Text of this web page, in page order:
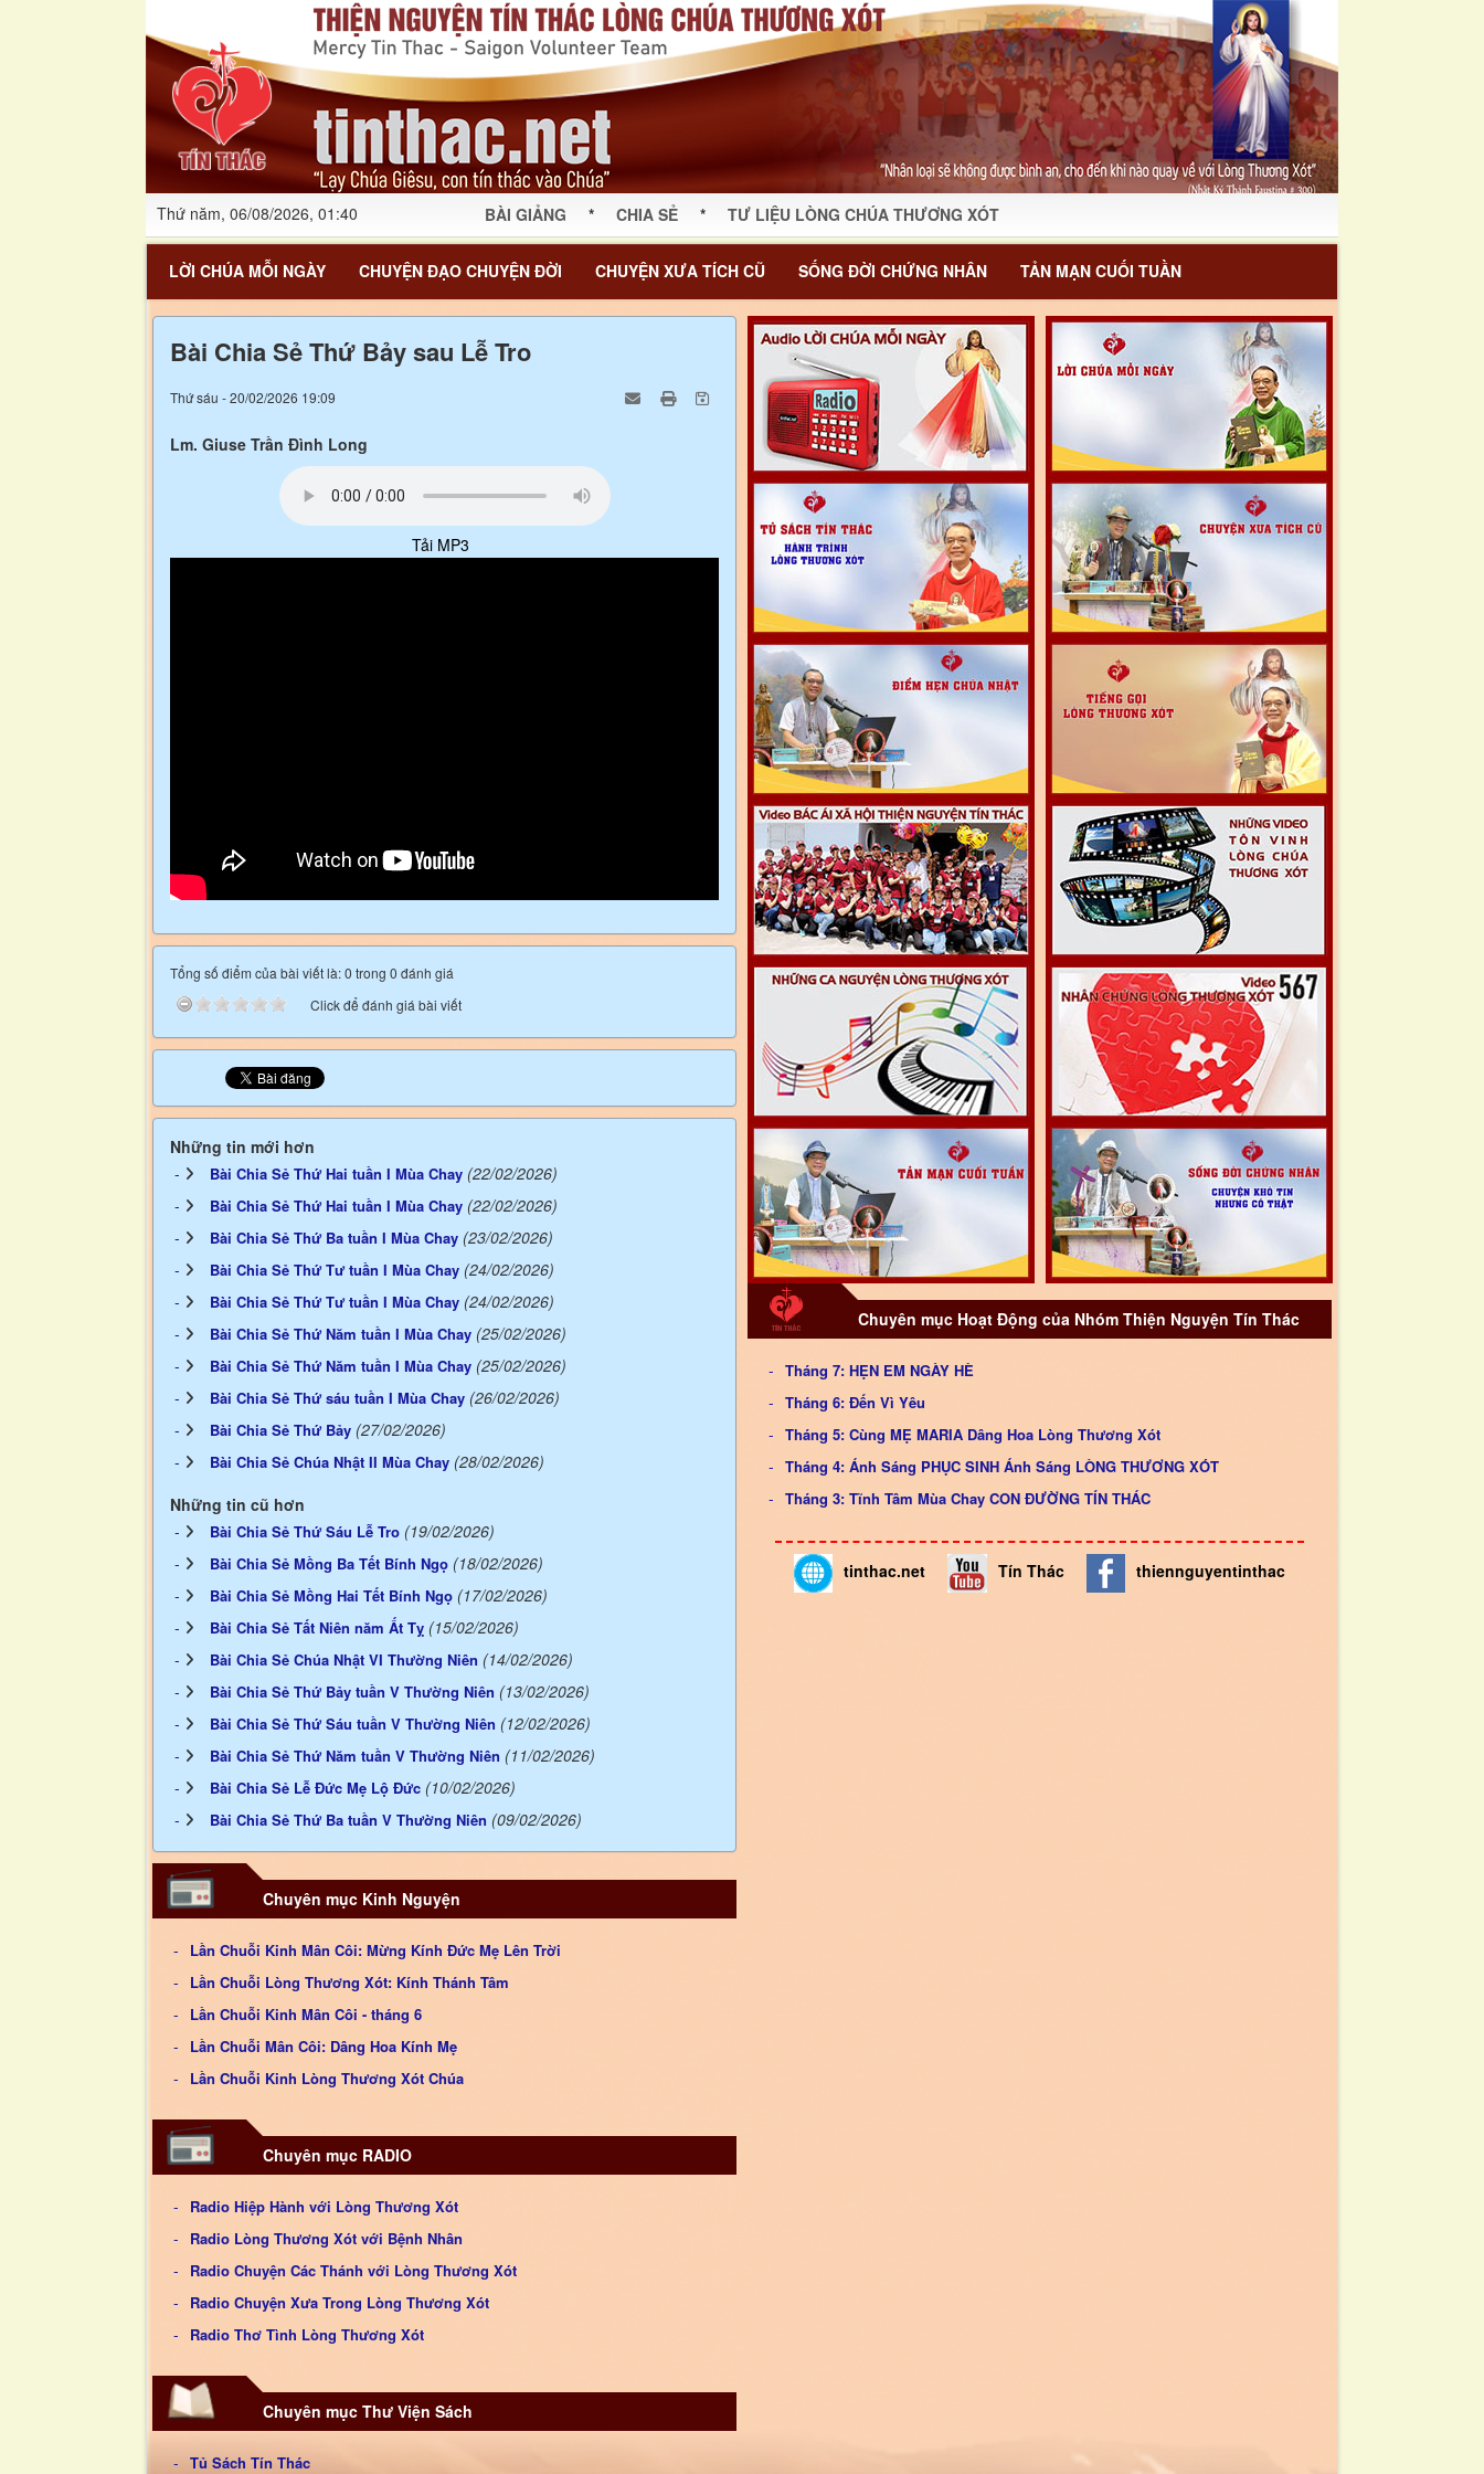
Thứ năm, 06/08/2026, 01:40 BÀI GIẢNG * CHIA SẺ * TƯ LIỆU LÒNG CHÚA THƯƠNG XÓT
LỜI CHÚA MỖI NGÀY CHUYỆN ĐẠO CHUYỆN ĐỜI CHUYỆN XƯA TÍCH CŨ SỐNG ĐỜI CHỨNG NHÂN TẢN MẠN CUỐI TUẦN
Bài Chia Sẻ Thứ Bảy sau Lễ Tro
Thứ sáu - 20/02/2026 19:09
Lm. Giuse Trần Đình Long
Tải MP3
Tổng số điểm của bài viết là: 0 trong 0 đánh giá
Click để đánh giá bài viết
Những tin mới hơn
Bài Chia Sẻ Thứ Hai tuần I Mùa Chay (22/02/2026)
Bài Chia Sẻ Thứ Hai tuần I Mùa Chay (22/02/2026)
Bài Chia Sẻ Thứ Ba tuần I Mùa Chay (23/02/2026)
Bài Chia Sẻ Thứ Tư tuần I Mùa Chay (24/02/2026)
Bài Chia Sẻ Thứ Tư tuần I Mùa Chay (24/02/2026)
Bài Chia Sẻ Thứ Năm tuần I Mùa Chay (25/02/2026)
Bài Chia Sẻ Thứ Năm tuần I Mùa Chay (25/02/2026)
Bài Chia Sẻ Thứ sáu tuần I Mùa Chay (26/02/2026)
Bài Chia Sẻ Thứ Bảy (27/02/2026)
Bài Chia Sẻ Chúa Nhật II Mùa Chay (28/02/2026)
Những tin cũ hơn
Bài Chia Sẻ Thứ Sáu Lễ Tro (19/02/2026)
Bài Chia Sẻ Mồng Ba Tết Bính Ngọ (18/02/2026)
Bài Chia Sẻ Mồng Hai Tết Bính Ngọ (17/02/2026)
Bài Chia Sẻ Tất Niên năm Ất Tỵ (15/02/2026)
Bài Chia Sẻ Chúa Nhật VI Thường Niên (14/02/2026)
Bài Chia Sẻ Thứ Bảy tuần V Thường Niên (13/02/2026)
Bài Chia Sẻ Thứ Sáu tuần V Thường Niên (12/02/2026)
Bài Chia Sẻ Thứ Năm tuần V Thường Niên (11/02/2026)
Bài Chia Sẻ Lễ Đức Mẹ Lộ Đức (10/02/2026)
Bài Chia Sẻ Thứ Ba tuần V Thường Niên (09/02/2026)
Chuyên mục Kinh Nguyện
Lần Chuỗi Kinh Mân Côi: Mừng Kính Đức Mẹ Lên Trời
Lần Chuỗi Lòng Thương Xót: Kính Thánh Tâm
Lần Chuỗi Kinh Mân Côi - tháng 6
Lần Chuỗi Mân Côi: Dâng Hoa Kính Mẹ
Lần Chuỗi Kinh Lòng Thương Xót Chúa
Chuyên mục RADIO
Radio Hiệp Hành với Lòng Thương Xót
Radio Lòng Thương Xót với Bệnh Nhân
Radio Chuyện Các Thánh với Lòng Thương Xót
Radio Chuyện Xưa Trong Lòng Thương Xót
Radio Thơ Tình Lòng Thương Xót
Chuyên mục Thư Viện Sách
Tủ Sách Tín Thác
Chuyên mục Hoạt Động của Nhóm Thiện Nguyện Tín Thác
Tháng 7: HẸN EM NGÀY HÈ
Tháng 6: Đến Vì Yêu
Tháng 5: Cùng MẸ MARIA Dâng Hoa Lòng Thương Xót
Tháng 4: Ánh Sáng PHỤC SINH Ánh Sáng LÒNG THƯƠNG XÓT
Tháng 3: Tĩnh Tâm Mùa Chay CON ĐƯỜNG TÍN THÁC
tinthac.net Tín Thác thiennguyentinthac